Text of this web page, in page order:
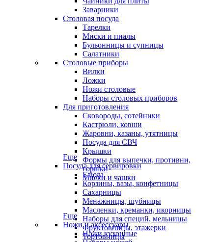
Заварники
Столовая посуда
Тарелки
Миски и пиалы
Бульонницы и супницы
Салатники
Столовые приборы
Вилки
Ложки
Ножи столовые
Наборы столовых приборов
Для приготовления
Сковороды, сотейники
Кастрюли, ковши
Жаровни, казаны, утятницы
Посуда для СВЧ
Крышки
Формы для выпечки, противни,
горшки
Миски и чашки
Еще
Посуда для сервировки
Блюда
Корзины, вазы, конфетницы
Сахарницы
Менажницы, шубницы
Масленки, креманки, икорницы
Наборы для специй, мельницы
Фруктовницы, этажерки
Тортовницы
Еще
Ножи и аксессуары
Ножи кухонные